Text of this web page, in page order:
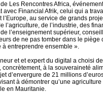
Les Rencontres Africa,
avec Financial Afrik, celui qui a
l’Europe, au service de grands
l’agriculture, de l’industrie, des
l’enseignement supérieur,
de ne pas tomber dans le piège
à entreprendre ensemble ».
et et expert du digital a choisi
concrètement, à la souveraineté
d’envergure de 21 millions
à démontrer qu’une
en Mauritanie.